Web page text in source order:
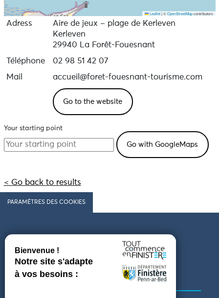
Leaflet |©OpenStreetMapcontributors
Adress
Aire de jeux – plage de Kerleven
Kerleven
29940 La Forêt-Fouesnant
Téléphone
02 98 51 42 07
Mail
accueil@foret-fouesnant-tourisme.com
Go to the website
Your starting point
< Go back to results
PARAMÈTRES DES COOKIES
Follow us